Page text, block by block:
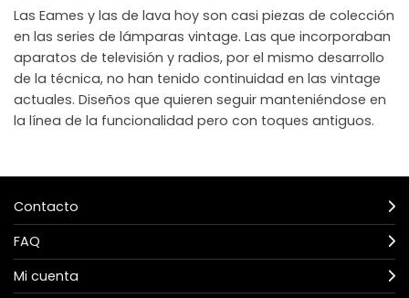
Las Eames y las de lava hoy son casi piezas de colección
en las series de lámparas vintage. Las que incorporaban
aparatos de televisión y radios, por el mismo desarrollo
de la técnica, no han tenido continuidad en las vintage
actuales. Diseños que quieren seguir manteniéndose en
la línea de la funcionalidad pero con toques antiguos.
Contacto
FAQ
Mi cuenta